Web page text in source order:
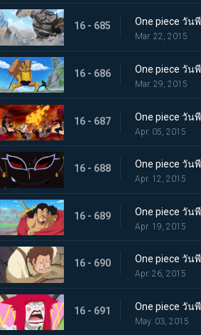
16 - 685
Mar. 22, 2015
16 - 686
Mar. 29, 2015
16 - 687
Apr. 05, 2015
16 - 688
Apr. 12, 2015
16 - 689
Apr. 19, 2015
16 - 690
Apr. 26, 2015
16 - 691
May. 03, 2015